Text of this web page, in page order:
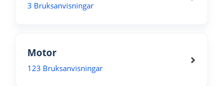
3 Bruksanvisningar
Motor
123 Bruksanvisningar